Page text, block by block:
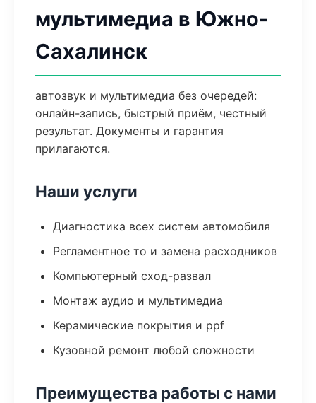
мультимедиа в Южно-
Сахалинск
автозвук и мультимедиа без очередей:
онлайн-запись, быстрый приём, честный
результат. Документы и гарантия
прилагаются.
Наши услуги
Диагностика всех систем автомобиля
Регламентное то и замена расходников
Компьютерный сход-развал
Монтаж аудио и мультимедиа
Керамические покрытия и ppf
Кузовной ремонт любой сложности
Преимущества работы с нами